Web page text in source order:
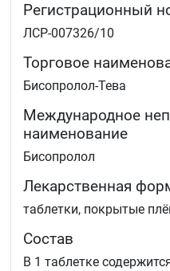
Регистрационный
ЛСР-007326/10
Торговое
Бисопролол-Тева
Международное
наименование
Бисопролол
Лекарственная
таблетки, покрытые
Состав
В 1 таблетке